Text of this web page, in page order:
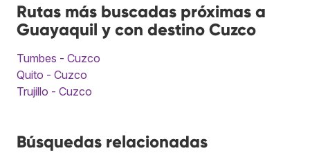
Rutas más buscadas próximas a
Guayaquil y con destino Cuzco
Tumbes - Cuzco
Quito - Cuzco
Trujillo - Cuzco
Búsquedas relacionadas